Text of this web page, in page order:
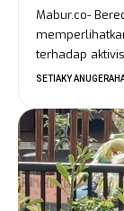
Mabur.co-
terhadap
SETIAKY